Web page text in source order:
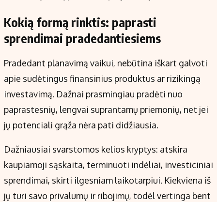
Kokią formą rinktis: paprasti
sprendimai pradedantiesiems
Pradedant planavimą vaikui, nebūtina iškart galvoti
apie sudėtingus finansinius produktus ar rizikingą
investavimą. Dažnai prasmingiau pradėti nuo
paprastesnių, lengvai suprantamų priemonių, net jei
jų potenciali grąža nėra pati didžiausia.
Dažniausiai svarstomos kelios kryptys: atskira
kaupiamoji sąskaita, terminuoti indėliai, investiciniai
sprendimai, skirti ilgesniam laikotarpiui. Kiekviena iš
jų turi savo privalumų ir ribojimų, todėl vertinga bent